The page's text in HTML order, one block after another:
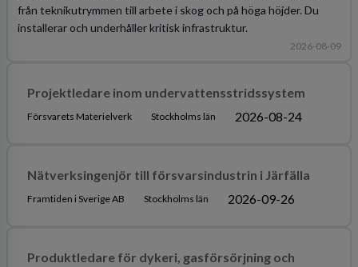
från teknikutrymmen till arbete i skog och på höga höjder. Du
installerar och underhåller kritisk infrastruktur.
2026-08-09
Projektledare inom undervattensstridssystem
Försvarets Materielverk Stockholms län 2026-08-24
Nätverksingenjör till försvarsindustrin i Järfälla
Framtiden i Sverige AB Stockholms län 2026-09-26
Produktledare för dykeri, gasförsörjning och